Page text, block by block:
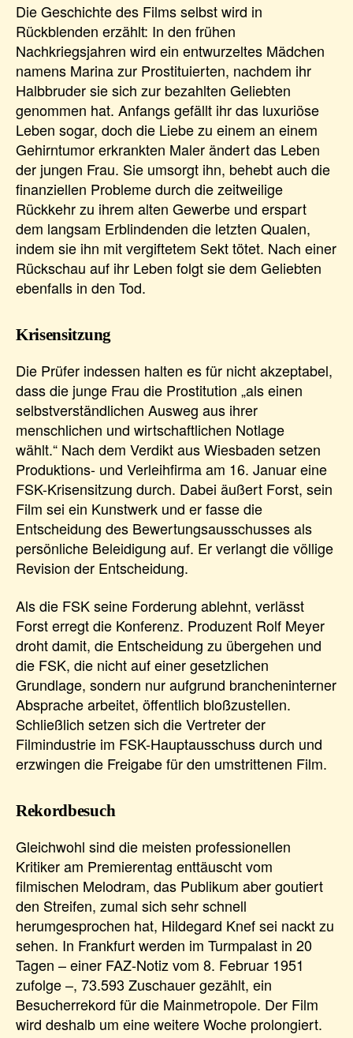
Die Geschichte des Films selbst wird in
Rückblenden erzählt: In den frühen
Nachkriegsjahren wird ein entwurzeltes Mädchen
namens Marina zur Prostituierten, nachdem ihr
Halbbruder sie sich zur bezahlten Geliebten
genommen hat. Anfangs gefällt ihr das luxuriöse
Leben sogar, doch die Liebe zu einem an einem
Gehirntumor erkrankten Maler ändert das Leben
der jungen Frau. Sie umsorgt ihn, behebt auch die
finanziellen Probleme durch die zeitweilige
Rückkehr zu ihrem alten Gewerbe und erspart
dem langsam Erblindenden die letzten Qualen,
indem sie ihn mit vergiftetem Sekt tötet. Nach einer
Rückschau auf ihr Leben folgt sie dem Geliebten
ebenfalls in den Tod.
Krisensitzung
Die Prüfer indessen halten es für nicht akzeptabel,
dass die junge Frau die Prostitution „als einen
selbstverständlichen Ausweg aus ihrer
menschlichen und wirtschaftlichen Notlage
wählt.“ Nach dem Verdikt aus Wiesbaden setzen
Produktions- und Verleihfirma am 16. Januar eine
FSK-Krisensitzung durch. Dabei äußert Forst, sein
Film sei ein Kunstwerk und er fasse die
Entscheidung des Bewertungsausschusses als
persönliche Beleidigung auf. Er verlangt die völlige
Revision der Entscheidung.
Als die FSK seine Forderung ablehnt, verlässt
Forst erregt die Konferenz. Produzent Rolf Meyer
droht damit, die Entscheidung zu übergehen und
die FSK, die nicht auf einer gesetzlichen
Grundlage, sondern nur aufgrund brancheninterner
Absprache arbeitet, öffentlich bloßzustellen.
Schließlich setzen sich die Vertreter der
Filmindustrie im FSK-Hauptausschuss durch und
erzwingen die Freigabe für den umstrittenen Film.
Rekordbesuch
Gleichwohl sind die meisten professionellen
Kritiker am Premierentag enttäuscht vom
filmischen Melodram, das Publikum aber goutiert
den Streifen, zumal sich sehr schnell
herumgesprochen hat, Hildegard Knef sei nackt zu
sehen. In Frankfurt werden im Turmpalast in 20
Tagen – einer FAZ-Notiz vom 8. Februar 1951
zufolge –, 73.593 Zuschauer gezählt, ein
Besucherrekord für die Mainmetropole. Der Film
wird deshalb um eine weitere Woche prolongiert.